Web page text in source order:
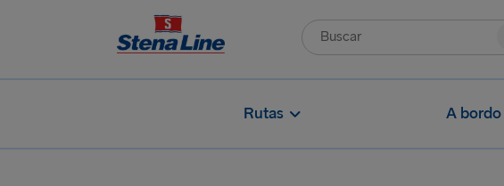
Rutas A bordo